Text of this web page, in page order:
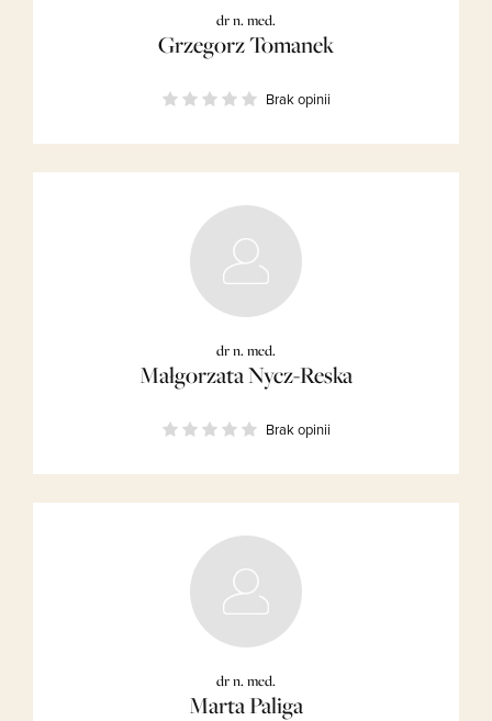
dr n. med.
Grzegorz Tomanek
Brak opinii
dr n. med.
Małgorzata Nycz-Reska
Brak opinii
dr n. med.
Marta Paliga